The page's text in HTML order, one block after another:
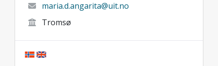
maria.d.angarita@uit.no
Tromsø